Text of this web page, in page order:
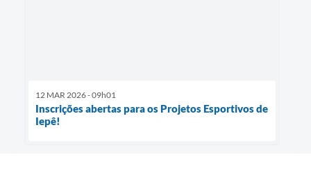
12 MAR 2026 - 09h01
Inscrições abertas para os Projetos Esportivos de
Iepê!